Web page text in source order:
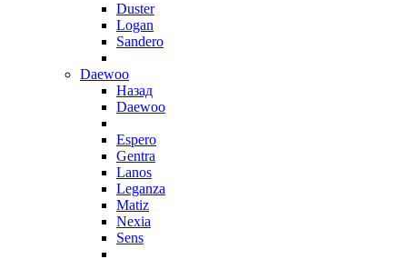
Duster
Logan
Sandero
Daewoo
Назад
Daewoo
Espero
Gentra
Lanos
Leganza
Matiz
Nexia
Sens